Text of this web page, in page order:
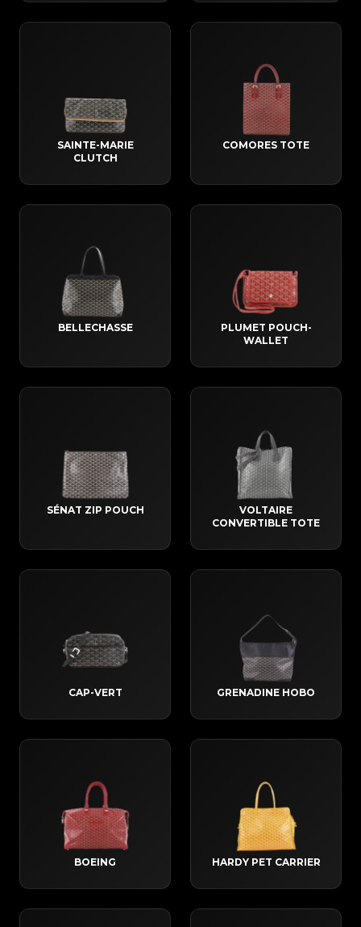
SAINTE-MARIE
CLUTCH
COMORES TOTE
BELLECHASSE
PLUMET POUCH-
WALLET
SÉNAT ZIP POUCH
VOLTAIRE
CONVERTIBLE TOTE
CAP-VERT GRENADINE HOBO
BOEING HARDY PET CARRIER